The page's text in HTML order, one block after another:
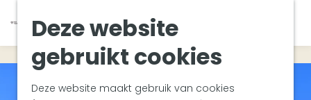
Deze website
gebruikt cookies
Deze website maakt gebruik van cookies
a
n
K
a
a
r
t
Z
o
e
k
e
M
e
u
Zuiderwaterlinie
Met groepen
Met kinderen
In de omgeving